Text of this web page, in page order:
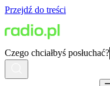
Przejdź do treści
Czego chciałbyś posłuchać?